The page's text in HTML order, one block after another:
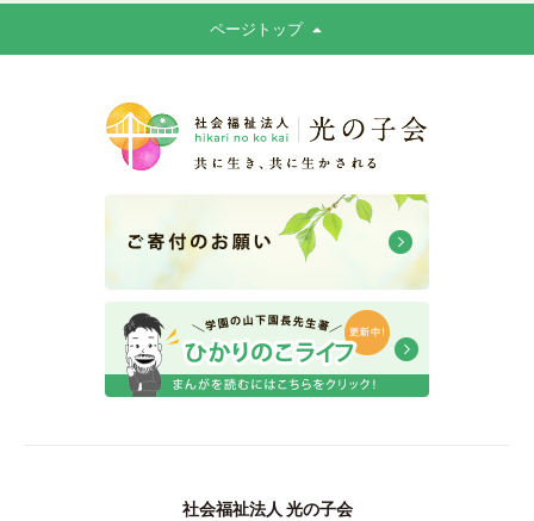
ページトップ
社会福祉法人 光の子会